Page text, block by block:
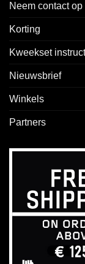
Neem contact op
Korting
Kweekset
Nieuwsbrief
Winkels
Partners